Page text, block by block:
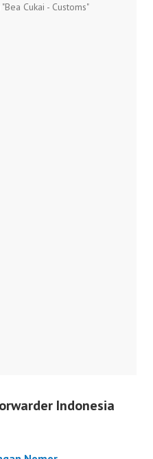
Tindakan
"Bea Cukai - Customs"
Indonesia